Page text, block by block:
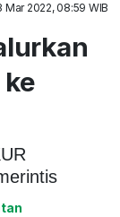
Mar 2022, 08:59 WIB